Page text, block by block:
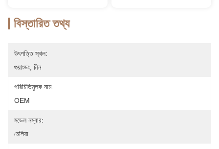
বিস্তারিত তথ্য
উৎপত্তি স্থল:
গুয়াংডং, চীন
পরিচিতিমুলক নাম:
OEM
মডেল নম্বার:
মেলিয়া